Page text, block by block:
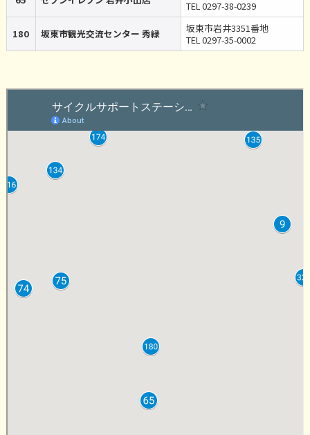
TEL 0297-38-0239
180 坂東市観光交流センター 秀緑
坂東市岩井3351番地
TEL 0297-35-0002